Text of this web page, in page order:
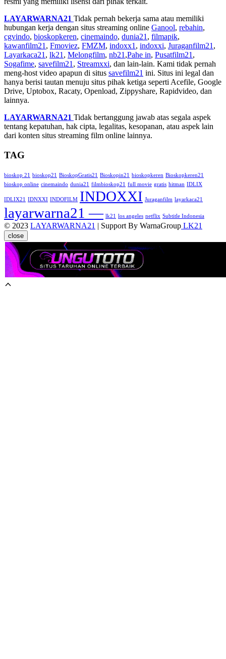
LAYARWARNA21 Tidak pernah bekerja sama atau memiliki
hubungan kerja dengan situs streaming online Ganool, rebahin,
cgvindo, bioskopkeren, cinemaindo, dunia21 , filmapik,
kawanfilm21 , Fmoviez, FMZM, indoxx1 , indoxxi, Juraganfilm21 ,
Layarkaca21 , lk21 , Melongfilm, nb21 ,Pahe in, Pusatfilm21 ,
Sogafime, savefilm21 , Streamxxi, dan lain-lain. Kami tidak pernah
meng-host video apapun di situs savefilm21 ini. Situs ini legal dan
hanya berisi tautan menuju situs pihak ketiga seperti Acefile, Google
Drive, Uptobox, Racaty, Openload, Zippyshare, Rapidvideo, dan
lainnya.
LAYARWARNA21 Tidak bertanggung jawab atas segala aspek
tentang kepatuhan, hak cipta, legalitas, kesopanan, atau aspek lain
dari konten situs streaming film online lainnya.
TAG
bioskop 21 bioskop21 BioskopGratis21 Bioskopin21 bioskopkeren Bioskopkeren21
bioskop online cinemaindo dunia21 filmbioskop21 full movie gratis hitman IDLIX
IDLIX21 IDNXXI INDOFILM INDOXXI Juraganfilm layarkaca21
layarwarna21 — lk21 los angeles netflix Subtitle Indonesia
© 2023 LAYARWARNA21 | Support By WarnaGroup LK21
close